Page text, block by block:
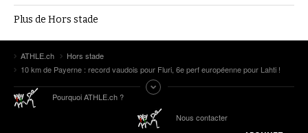
Plus de Hors stade
ATHLE.ch
Hors stade
10 km de Payerne : record vaudois pour Fluri, 6e perf européenne pour Lahti !
Pourquoi ATHLE.ch ?
Nous contacter